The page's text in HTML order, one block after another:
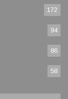
172
94
86
58